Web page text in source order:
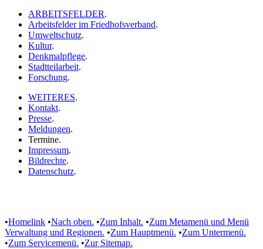
ARBEITSFELDER.
Arbeitsfelder im Friedhofsverband.
Umweltschutz.
Kultur.
Denkmalpflege.
Stadtteilarbeit.
Forschung.
WEITERES.
Kontakt.
Presse.
Meldungen.
Termine.
Impressum.
Bildrechte.
Datenschutz.
•Homelink •Nach oben. •Zum Inhalt. •Zum Metamenü und Menü
Verwaltung und Regionen. •Zum Hauptmenü. •Zum Untermenü.
•Zum Servicemenü. •Zur Sitemap.